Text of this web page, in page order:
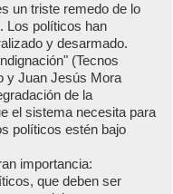
un triste remedo de lo
Los políticos han
y desarmado.
(Tecnos
y Juan Jesús Mora
de la
el sistema necesita para
políticos estén bajo
importancia:
que deben ser